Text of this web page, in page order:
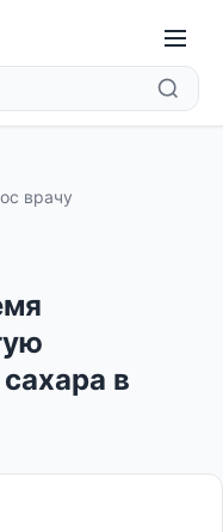
врачу
в